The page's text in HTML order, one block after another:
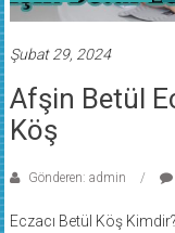
Şubat 29, 2024
Afşin Betül
Köş
Gönderen: admin
Eczacı Betül Köş